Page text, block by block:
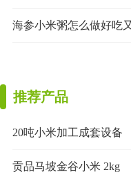
海参小米粥怎么做好吃
推荐产品
20吨小米加工成套设备
贡品马坡金谷小米 2kg